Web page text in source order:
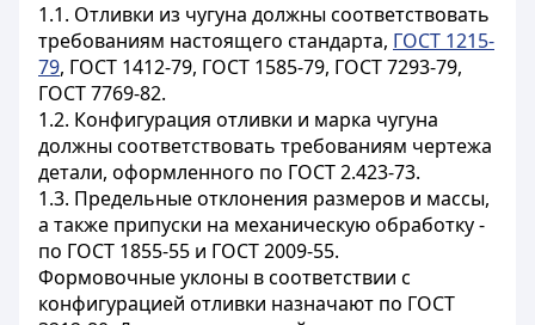
1.1. Отливки из чугуна должны соответствовать
требованиям настоящего стандарта, ГОСТ 1215-
79, ГОСТ 1412-79, ГОСТ 1585-79, ГОСТ 7293-79,
ГОСТ 7769-82.
1.2. Конфигурация отливки и марка чугуна
должны соответствовать требованиям чертежа
детали, оформленного по ГОСТ 2.423-73.
1.3. Предельные отклонения размеров и массы,
а также припуски на механическую обработку -
по ГОСТ 1855-55 и ГОСТ 2009-55.
Формовочные уклоны в соответствии с
конфигурацией отливки назначают по ГОСТ